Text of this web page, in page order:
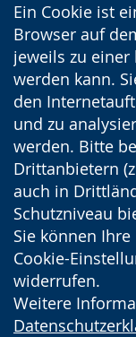
Ein Cookie ist
Browser auf
jeweils zu
werden kann.
den
und zu
werden. Bitte
Drittanbietern
auch in
Schutzniveau
Sie können
Cookie-
widerrufen.
Weitere